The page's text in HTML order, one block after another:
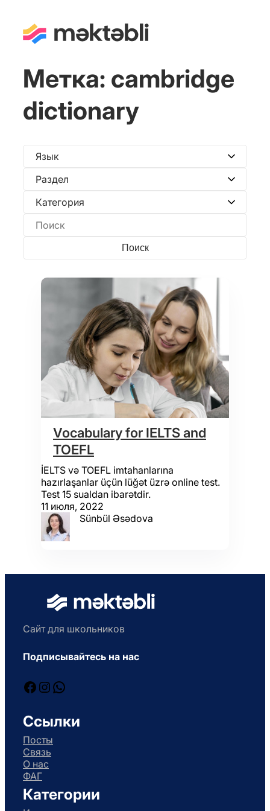
Метка: cambridge
dictionary
Vocabulary for IELTS and
TOEFL
İELTS və TOEFL imtahanlarına
hazırlaşanlar üçün lüğət üzrə online test.
Test 15 sualdan ibarətdir.
11 июля, 2022
Sünbül Əsədova
Сайт для школьников
Подписывайтесь на нас
Facebook
Instagram
WhatsApp
Ссылки
Посты
Связь
О нас
ФАГ
Категории